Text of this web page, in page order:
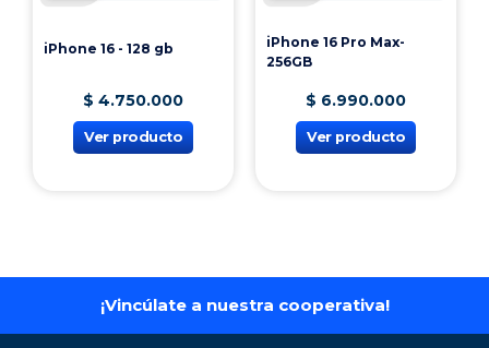
iPhone 16 - 128 gb
$ 4.750.000
Ver producto
iPhone 16 Pro Max-
256GB
$ 6.990.000
Ver producto
¡Vincúlate a nuestra cooperativa!